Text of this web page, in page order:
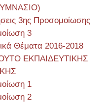
3ης Προσομοίωσης
3
Θέματα 2016-2018
ΕΚΠΑΙΔΕΥΤΙΚΗΣ
1
2